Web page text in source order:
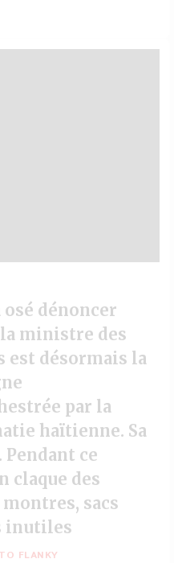
dénoncer
ministre des
est désormais la
par la
haïtienne. Sa
ce
claque des
sacs
inutiles
FLANKY